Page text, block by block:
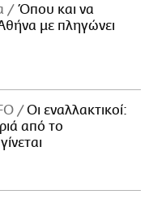
Όπου και να
με πληγώνει
Οι εναλλακτικοί:
από το